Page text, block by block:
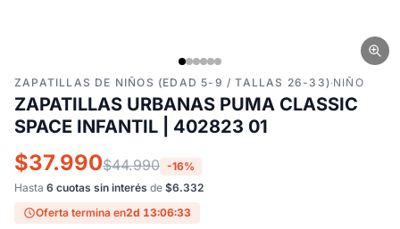
ZAPATILLAS DE NIÑOS (EDAD 5-9 / TALLAS 26-33)·NIÑO
ZAPATILLAS URBANAS PUMA CLASSIC
SPACE INFANTIL | 402823 01
$37.990$44.990 -16%
Hasta 6 cuotas sin interés de $6.332
Oferta termina en2d 13:06:33